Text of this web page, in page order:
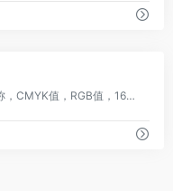
提供各种中国的传统颜色的名称，CMYK值，RGB值，16进制表示。